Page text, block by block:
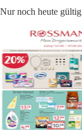
Nur noch heute gültig